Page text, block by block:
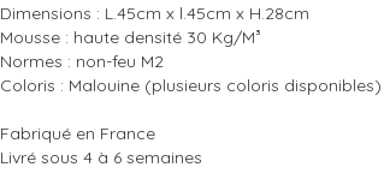
Dimensions : L.45cm x l.45cm x H.28cm
Mousse : haute densité 30 Kg/M³
Normes : non-feu M2
Coloris : Malouine (plusieurs coloris disponibles)
Fabriqué en France
Livré sous 4 à 6 semaines